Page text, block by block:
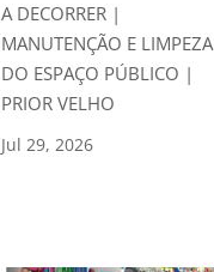
A DECORRER |
MANUTENÇÃO E LIMPEZA
DO ESPAÇO PÚBLICO |
PRIOR VELHO
Jul 29, 2026